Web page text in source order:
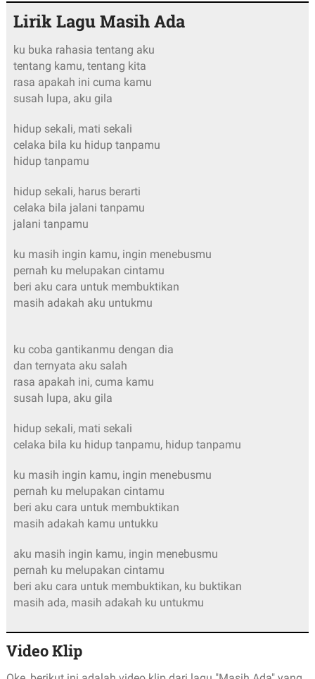
Lirik Lagu Masih Ada
ku buka rahasia tentang aku
tentang kamu, tentang kita
rasa apakah ini cuma kamu
susah lupa, aku gila
hidup sekali, mati sekali
celaka bila ku hidup tanpamu
hidup tanpamu
hidup sekali, harus berarti
celaka bila jalani tanpamu
jalani tanpamu
ku masih ingin kamu, ingin menebusmu
pernah ku melupakan cintamu
beri aku cara untuk membuktikan
masih adakah aku untukmu
ku coba gantikanmu dengan dia
dan ternyata aku salah
rasa apakah ini, cuma kamu
susah lupa, aku gila
hidup sekali, mati sekali
celaka bila ku hidup tanpamu, hidup tanpamu
ku masih ingin kamu, ingin menebusmu
pernah ku melupakan cintamu
beri aku cara untuk membuktikan
masih adakah kamu untukku
aku masih ingin kamu, ingin menebusmu
pernah ku melupakan cintamu
beri aku cara untuk membuktikan, ku buktikan
masih ada, masih adakah ku untukmu
Video Klip